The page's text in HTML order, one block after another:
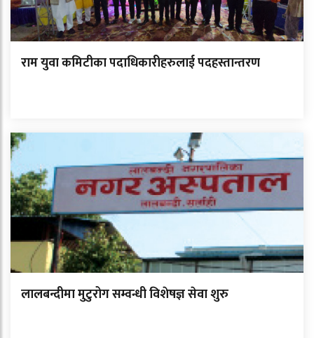
राम युवा कमिटीका पदाधिकारीहरुलाई पदहस्तान्तरण
लालबन्दीमा मुटुरोग सम्वन्धी विशेषज्ञ सेवा शुरु